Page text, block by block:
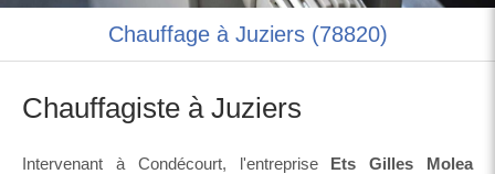
Chauffage à Juziers (78820)
Chauffagiste à Juziers
Intervenant à Condécourt, l'entreprise Ets Gilles Molea